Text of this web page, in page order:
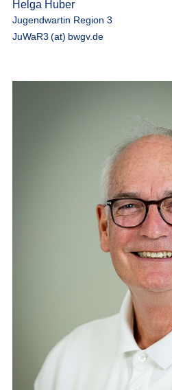
Helga Huber
Jugendwartin Region 3
JuWaR3 (at) bwgv.de